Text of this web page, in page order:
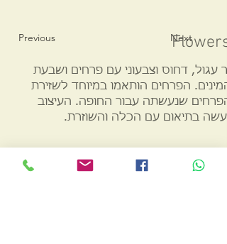
Previous Next
זר עגול, דחוס וצבעוני עם פרחים ושבעת
המינים. הפרחים הותאמו במיוחד לשזירת
הפרחים שנעשתה עבור החופה. העיצוב
נעשה בתיאום עם הכלה והשוזרת.